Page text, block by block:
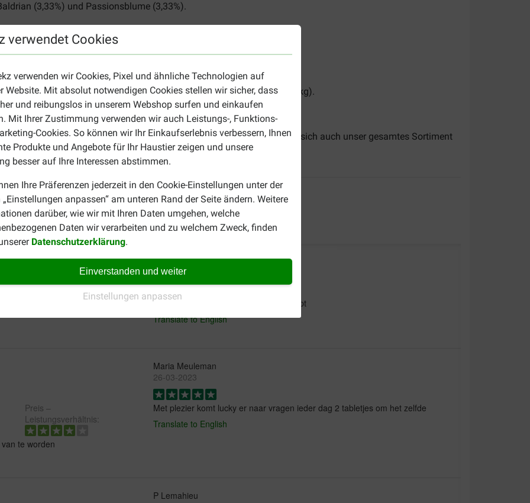
verwendet Cookies
verwenden wir Cookies, Pixel und ähnliche Technologien auf
Website. Mit absolut notwendigen Cookies stellen wir sicher, dass
und reibungslos in unserem Webshop surfen und einkaufen
Mit Ihrer Zustimmung verwenden wir auch Leistungs-, Funktions-
Cookies. So können wir Ihr Einkaufserlebnis verbessern, Ihnen
Produkte und Angebote für Ihr Haustier zeigen und unsere
besser auf Ihre Interessen abstimmen.
Ihre Präferenzen jederzeit in den Cookie-Einstellungen unter der
„Einstellungen anpassen“ am unteren Rand der Seite ändern. Weitere
darüber, wie wir mit Ihren Daten umgehen, welche
Daten wir verarbeiten und zu welchem Zweck, finden
Datenschutzerklärung.
Einverstanden und weiter
Einstellungen anpassen
(3,33%) und Passionsblume (3,33%).
Rohasche (6,28%) und Feuchtigkeit (6,93%).
mg/kg), Vitamin D3 (13.126,08 IE/kg) und Vitamin E (285,01 mg/kg).
für Ihr Tier?
für Hund und Katzebestellen, um Ihr Tier zu beruhigen. Sehen Sie sich auch unser gesamtes Sortiment
an.
snel van dr stuk is,
haar.
Pieters
26-11-2024
Prima .Precies zoals we hadden gehoopt
Translate to English
Preis –
Leistungsverhältnis:
te worden
Maria Meuleman
26-03-2023
Met plezier komt lucky er naar vragen ieder dag 2 tabletjes om het zelfde
Translate to English
P Lemahieu